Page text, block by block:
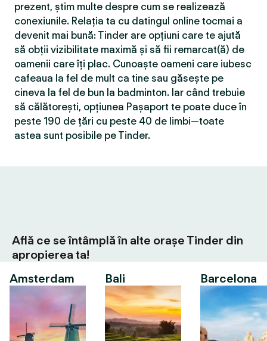
prezent, știm multe despre cum se realizează
conexiunile. Relația ta cu datingul online tocmai a
devenit mai bună: Tinder are opțiuni care te ajută
să obții vizibilitate maximă și să fii remarcat(ă) de
oamenii care îți plac. Cunoaște oameni care iubesc
cafeaua la fel de mult ca tine sau găsește pe
cineva la fel de bun la badminton. Iar când trebuie
să călătorești, opțiunea Pașaport te poate duce în
peste 190 de țări cu peste 40 de limbi—toate
astea sunt posibile pe Tinder.
Află ce se întâmplă în alte orașe Tinder din
apropierea ta!
Amsterdam
Bali Barcelona